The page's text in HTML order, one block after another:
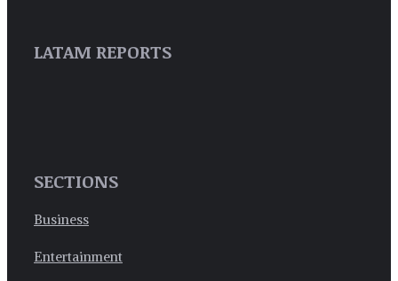
LATAM REPORTS
SECTIONS
Business
Entertainment